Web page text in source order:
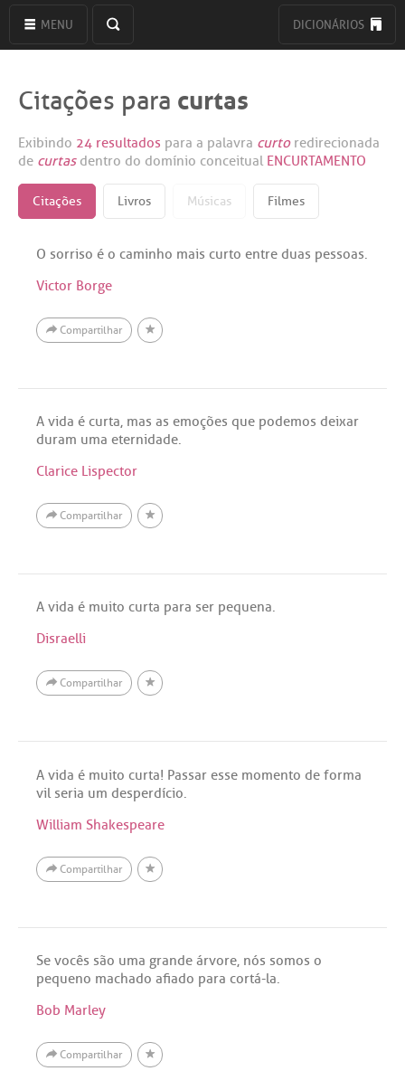
MENU DICIONÁRIOS
Citações para curtas
Exibindo 24 resultados para a palavra curtoredirecionada
de curtasdentro do domínio conceitual ENCURTAMENTO
Citações Livros Músicas Filmes
O sorriso é o caminho mais curto entre duas pessoas.
Victor Borge
Compartilhar
A vida é curta, mas as emoções que podemos deixar
duram uma eternidade.
Clarice Lispector
Compartilhar
A vida é muito curta para ser pequena.
Disraelli
Compartilhar
A vida é muito curta! Passar esse momento de forma
vil seria um desperdício.
William Shakespeare
Compartilhar
Se vocês são uma grande árvore, nós somos o
pequeno machado afiado para cortá-la.
Bob Marley
Compartilhar